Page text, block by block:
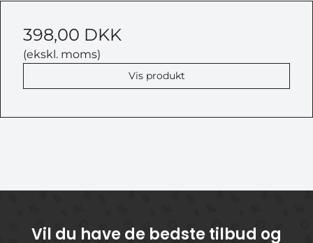
398,00 DKK
(ekskl. moms)
Vis produkt
Vil du have de bedste tilbud og